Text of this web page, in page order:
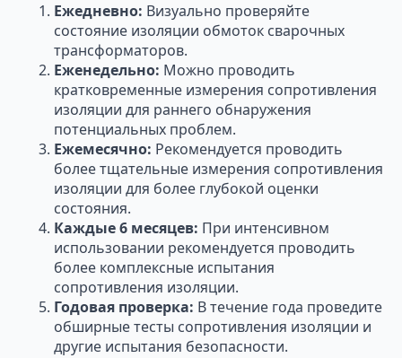
Ежедневно: Визуально проверяйте
состояние изоляции обмоток сварочных
трансформаторов.
Еженедельно: Можно проводить
кратковременные измерения сопротивления
изоляции для раннего обнаружения
потенциальных проблем.
Ежемесячно: Рекомендуется проводить
более тщательные измерения сопротивления
изоляции для более глубокой оценки
состояния.
Каждые 6 месяцев: При интенсивном
использовании рекомендуется проводить
более комплексные испытания
сопротивления изоляции.
Годовая проверка: В течение года проведите
обширные тесты сопротивления изоляции и
другие испытания безопасности.